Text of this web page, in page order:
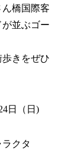
橋国際客
並ぶゴー
歩きをぜひ
日（日)
クタ